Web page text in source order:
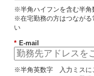
※半角ハイフンを含む半角
※在宅勤務の方はつながる
い
* E-mail
※半角英数字 入力ミスに